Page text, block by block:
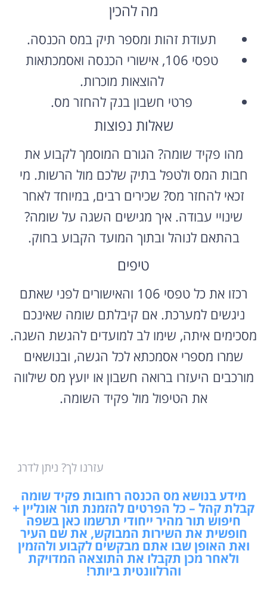
מה להכין
תעודת זהות ומספר תיק במס הכנסה.
טפסי 106, אישורי הכנסה ואסמכתאות
להוצאות מוכרות.
פרטי חשבון בנק להחזר מס.
שאלות נפוצות
מהו פקיד שומה? הגורם המוסמך לקבוע את
חבות המס ולטפל בתיק שלכם מול הרשות. מי
זכאי להחזר מס? שכירים רבים, במיוחד לאחר
שינויי עבודה. איך מגישים השגה על שומה?
בהתאם לנוהל ובתוך המועד הקבוע בחוק.
טיפים
רכזו את כל טפסי 106 והאישורים לפני שאתם
ניגשים למערכת. אם קיבלתם שומה שאינכם
מסכימים איתה, שימו לב למועדים להגשת השגה.
שמרו מספרי אסמכתא לכל הגשה, ובנושאים
מורכבים היעזרו ברואה חשבון או יועץ מס שילווה
את הטיפול מול פקיד השומה.
עזרנו לך? ניתן לדרג
מידע בנושא מס הכנסה רחובות פקיד שומה
קבלת קהל – כל הפרטים להזמנת תור אונליין +
חיפוש תור מהיר ייחודי תרשמו כאן בשפה
חופשית את השירות המבוקש, את שם העיר
ואת האופן שבו אתם מבקשים לקבוע ולהזמין
ולאחר מכן תקבלו את התוצאה המדויקת
והרלוונטית ביותר!